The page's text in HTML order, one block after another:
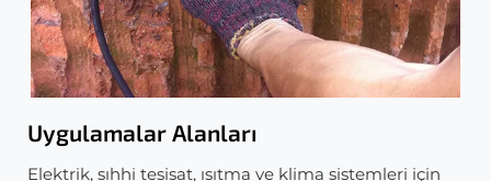
Uygulamalar Alanları
Elektrik, sıhhi tesisat, ısıtma ve klima sistemleri için